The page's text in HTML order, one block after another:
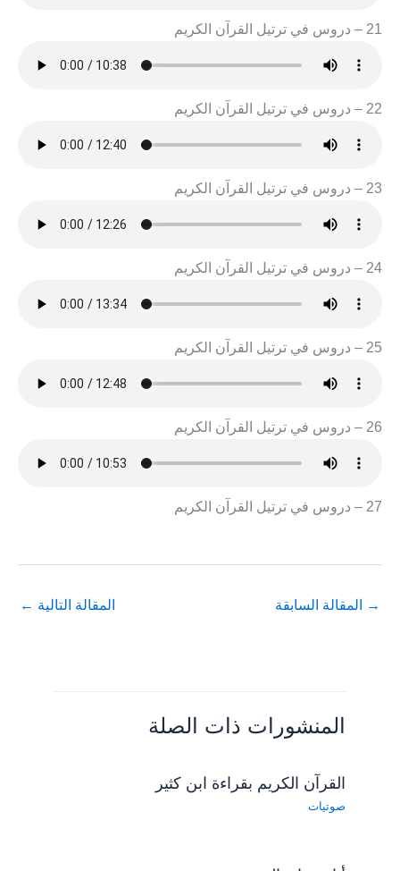
21 – دروس في ترتيل القرآن الكريم
22 – دروس في ترتيل القرآن الكريم
23 – دروس في ترتيل القرآن الكريم
24 – دروس في ترتيل القرآن الكريم
25 – دروس في ترتيل القرآن الكريم
26 – دروس في ترتيل القرآن الكريم
27 – دروس في ترتيل القرآن الكريم
→ المقالة السابقة المقالة التالية ←
المنشورات ذات الصلة
القرآن الكريم بقراءة ابن كثير
صوتيات